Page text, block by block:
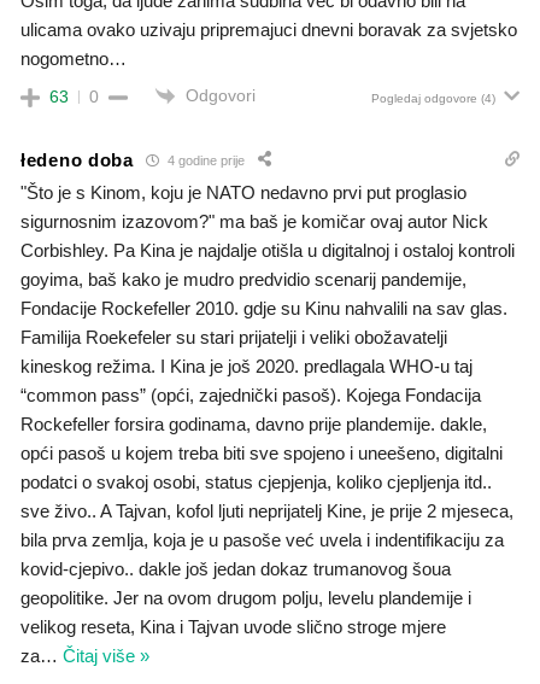
ulicama ovako uzivaju pripremajuci dnevni boravak za svjetsko
nogometno…
63 0 Odgovori Pogledaj odgovore (4)
łedeno doba 4 godine prije
"Što je s Kinom, koju je NATO nedavno prvi put proglasio
sigurnosnim izazovom?" ma baš je komičar ovaj autor Nick
Corbishley. Pa Kina je najdalje otišla u digitalnoj i ostaloj kontroli
goyima, baš kako je mudro predvidio scenarij pandemije,
Fondacije Rockefeller 2010. gdje su Kinu nahvalili na sav glas.
Familija Roekefeler su stari prijatelji i veliki obožavatelji
kineskog režima. I Kina je još 2020. predlagala WHO-u taj
“common pass” (opći, zajednički pasoš). Kojega Fondacija
Rockefeller forsira godinama, davno prije plandemije. dakle,
opći pasoš u kojem treba biti sve spojeno i uneešeno, digitalni
podatci o svakoj osobi, status cjepjenja, koliko cjepljenja itd..
sve živo.. A Tajvan, kofol ljuti neprijatelj Kine, je prije 2 mjeseca,
bila prva zemlja, koja je u pasoše već uvela i indentifikaciju za
kovid-cjepivo.. dakle još jedan dokaz trumanovog šoua
geopolitike. Jer na ovom drugom polju, levelu plandemije i
velikog reseta, Kina i Tajvan uvode slično stroge mjere
za… Čitaj više »